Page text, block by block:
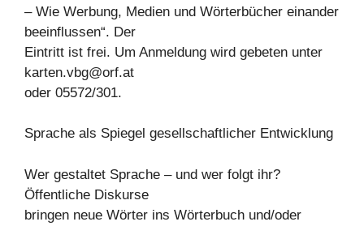
– Wie Werbung, Medien und Wörterbücher einander
beeinflussen“. Der
Eintritt ist frei. Um Anmeldung wird gebeten unter
karten.vbg@orf.at
oder 05572/301.
Sprache als Spiegel gesellschaftlicher Entwicklung
Wer gestaltet Sprache – und wer folgt ihr?
Öffentliche Diskurse
bringen neue Wörter ins Wörterbuch und/oder